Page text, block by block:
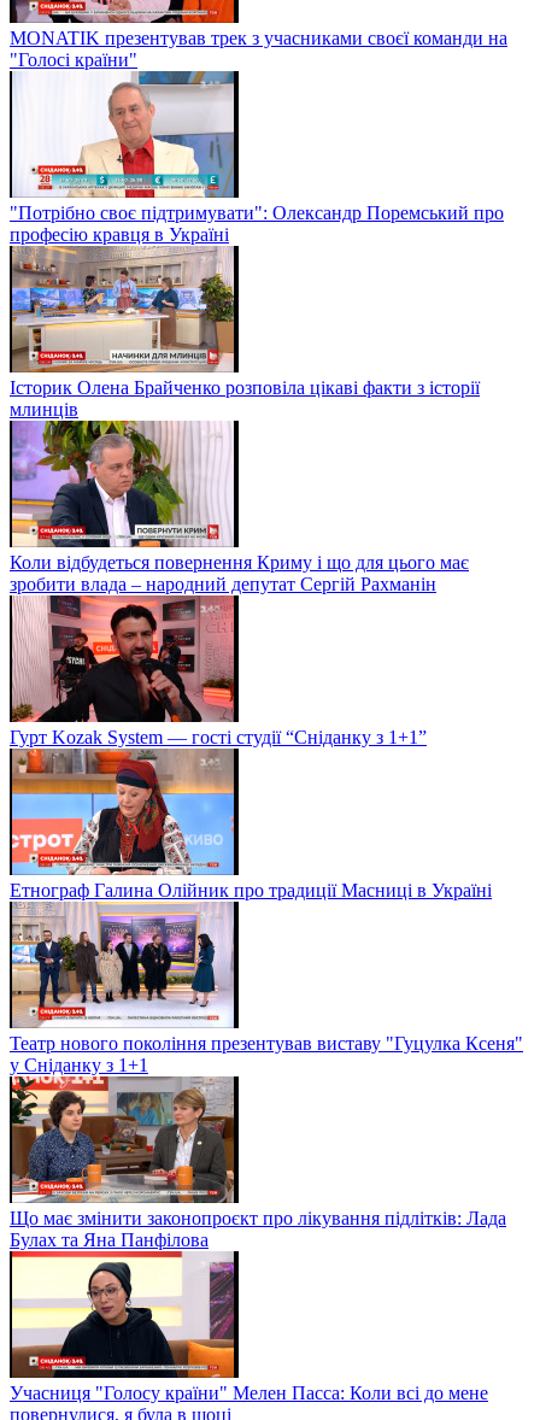
MONATIK презентував трек з учасниками своєї команди на
"Голосі країни"
"Потрібно своє підтримувати": Олександр Поремський про
професію кравця в Україні
Історик Олена Брайченко розповіла цікаві факти з історії
млинців
Коли відбудеться повернення Криму і що для цього має
зробити влада – народний депутат Сергій Рахманін
Гурт Kozak System — гості студії “Сніданку з 1+1”
Етнограф Галина Олійник про традиції Масниці в Україні
Театр нового покоління презентував виставу "Гуцулка Ксеня"
у Сніданку з 1+1
Що має змінити законопроєкт про лікування підлітків: Лада
Булах та Яна Панфілова
Учасниця "Голосу країни" Мелен Пасса: Коли всі до мене
повернулися, я була в шоці